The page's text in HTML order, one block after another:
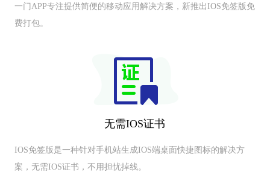
一门APP专注提供简便的移动应用解决方案，新推出IOS免签版免
费打包。
无需IOS证书
IOS免签版是一种针对手机站生成IOS端桌面快捷图标的解决方
案，无需IOS证书，不用担忧掉线。